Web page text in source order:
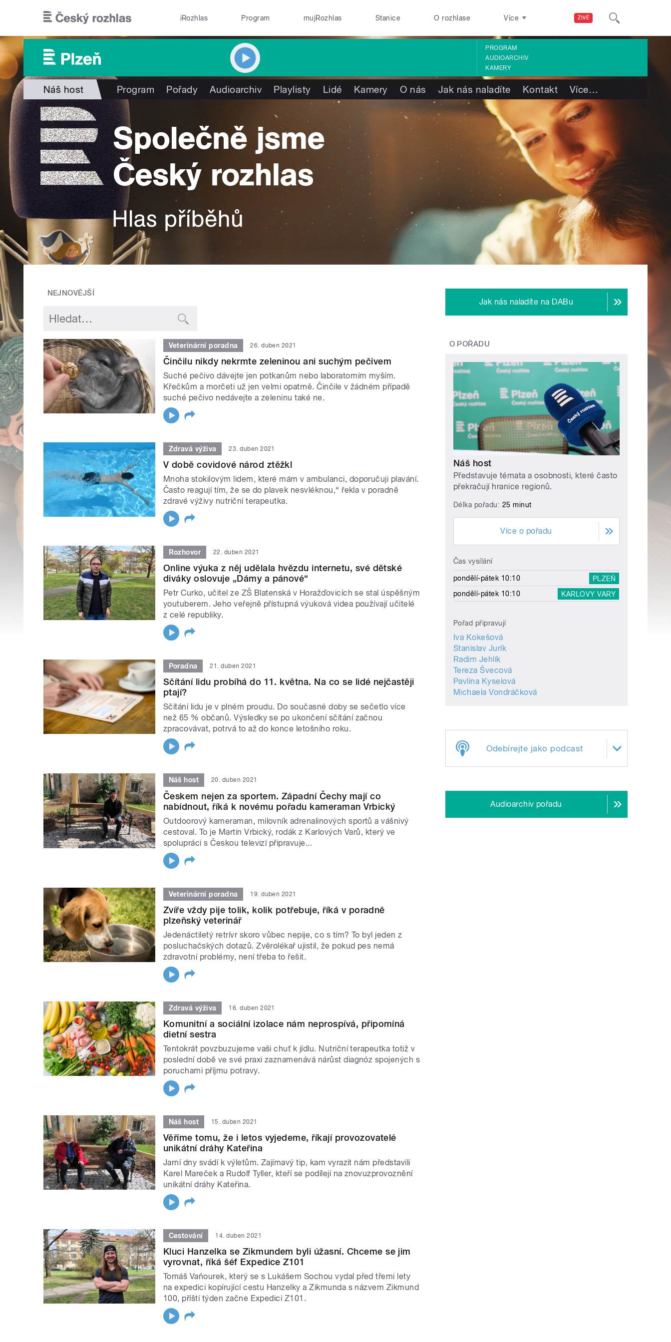
ŽIVĚ
iRozhlas Program mujRozhlas Stanice O rozhlase Více
PROGRAM
AUDIOARCHIV
KAMERY
Náš host Program Pořady Audioarchiv Playlisty Lidé Kamery O nás Jak nás naladíte Kontakt Více…
NEJNOVĚJŠÍ
Veterinární poradna 26. duben 2021
Činčilu nikdy nekrmte zeleninou ani suchým pečivem
Suché pečivo dávejte jen potkanům nebo laboratorním myším.
Křečkům a morčeti už jen velmi opatrně. Činčile v žádném případě
suché pečivo nedávejte a zeleninu také ne.
Zdravá výživa 23. duben 2021
V době covidové národ ztěžkl
Mnoha stokilovým lidem, které mám v ambulanci, doporučuji plavání.
Často reagují tím, že se do plavek nesvléknou,“ řekla v poradně
zdravé výživy nutriční terapeutka.
Rozhovor 22. duben 2021
Online výuka z něj udělala hvězdu internetu, své dětské
diváky oslovuje „Dámy a pánové“
Petr Curko, učitel ze ZŠ Blatenská v Horažďovicích se stal úspěšným
youtuberem. Jeho veřejně přístupná výuková videa používají učitelé
z celé republiky.
Poradna 21. duben 2021
Sčítání lidu probíhá do 11. května. Na co se lidé nejčastěji
ptají?
Sčítání lidu je v plném proudu. Do současné doby se sečetlo více
než 65 % občanů. Výsledky se po ukončení sčítání začnou
zpracovávat, potrvá to až do konce letošního roku.
Náš host 20. duben 2021
Českem nejen za sportem. Západní Čechy mají co
nabídnout, říká k novému pořadu kameraman Vrbický
Outdoorový kameraman, milovník adrenalinových sportů a vášnivý
cestoval. To je Martin Vrbický, rodák z Karlových Varů, který ve
spolupráci s Českou televizí připravuje...
Veterinární poradna 19. duben 2021
Zvíře vždy pije tolik, kolik potřebuje, říká v poradně
plzeňský veterinář
Jedenáctiletý retrívr skoro vůbec nepije, co s tím? To byl jeden z
posluchačských dotazů. Zvěrolékař ujistil, že pokud pes nemá
zdravotní problémy, není třeba to řešit.
Zdravá výživa 16. duben 2021
Komunitní a sociální izolace nám neprospívá, připomíná
dietní sestra
Tentokrát povzbuzujeme vaši chuť k jídlu. Nutriční terapeutka totiž v
poslední době ve své praxi zaznamenává nárůst diagnóz spojených s
poruchami příjmu potravy.
Náš host 15. duben 2021
Věříme tomu, že i letos vyjedeme, říkají provozovatelé
unikátní dráhy Kateřina
Jarní dny svádí k výletům. Zajímavý tip, kam vyrazit nám představili
Karel Mareček a Rudolf Tyller, kteří se podílejí na znovuzprovoznění
unikátní dráhy Kateřina.
Cestování 14. duben 2021
Kluci Hanzelka se Zikmundem byli úžasní. Chceme se jim
vyrovnat, říká šéf Expedice Z101
Tomáš Vaňourek, který se s Lukášem Sochou vydal před třemi lety
na expedici kopírující cestu Hanzelky a Zikmunda s názvem Zikmund
100, příští týden začne Expedici Z101.
Jak nás naladíte na DABu
O POŘADU
Náš host
Představuje témata a osobnosti, které často
překračují hranice regionů.
Délka pořadu: 25 minut
Více o pořadu
Čas vysílání
pondělí-pátek 10:10
PLZEŇ
pondělí-pátek 10:10
KARLOVY VARY
Pořad připravují
Iva Kokešová
Stanislav Jurík
Radim Jehlík
Tereza Švecová
Pavlína Kyselová
Michaela Vondráčková
Odebírejte jako podcast
Audioarchiv pořadu